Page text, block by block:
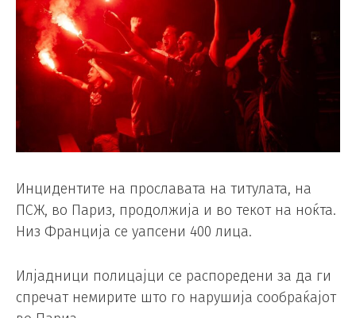
Инцидентите на прославата на титулата, на
ПСЖ, во Париз, продолжија и во текот на ноќта.
Низ Франција се уапсени 400 лица.
Илјадници полицајци се распоредени за да ги
спречат немирите што го нарушија сообраќајот